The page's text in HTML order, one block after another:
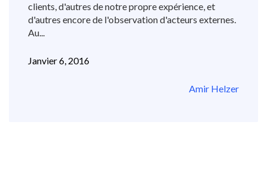
clients, d'autres de notre propre expérience, et
d'autres encore de l'observation d'acteurs externes.
Au...
Janvier 6, 2016
Amir Helzer